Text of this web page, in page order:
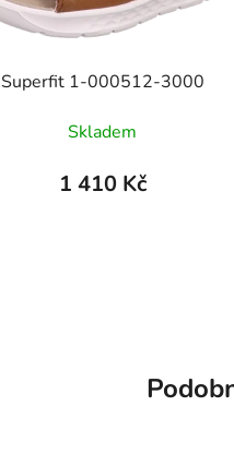
Superfit 1-000512-3000
Skladem
1 410 Kč